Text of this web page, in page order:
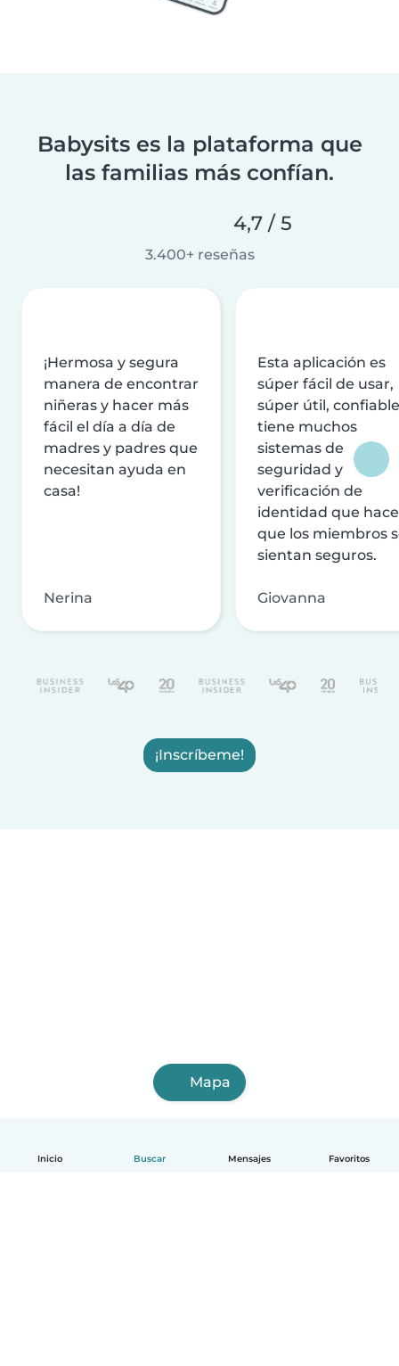
Inicio Buscar Mensajes Favoritos
Babysits es la plataforma que
las familias más confían.
4,7 / 5
3.400+ reseñas
¡Hermosa y segura
manera de encontrar
niñeras y hacer más
fácil el día a día de
madres y padres que
necesitan ayuda en
casa!
Nerina
Esta aplicación es
súper fácil de usar,
súper útil,
tiene muchos
sistemas de
seguridad y
verificación de
identidad que
que los miembros
sientan seguros.
Giovanna
¡Inscríbeme!
Mapa